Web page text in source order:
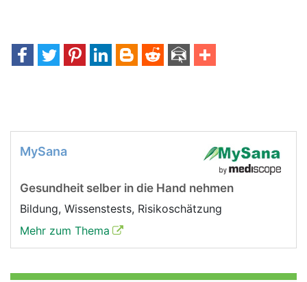
MySana
Gesundheit selber in die Hand nehmen
Bildung, Wissenstests, Risikoschätzung
Mehr zum Thema